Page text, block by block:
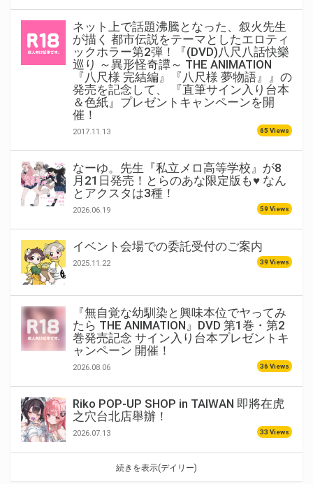
ネット上で話題沸騰となった、叙火先生
が描く 都市伝説をテーマとしたエロティ
ックホラー第2弾！『(DVD)八尺八話快樂
巡り ～異形怪奇譚～ THE ANIMATION
『八尺様 完結編』『八尺様 夢物語』』の
発売を記念して、 『直筆サイン入り台本
＆色紙』プレゼントキャンペーンを開
催！
2017.11.13 65 Views
なーゆ。先生『私立メロ高等学校』が8
月21日発売！とらのあな限定版も♥ なん
とアクスタは3種！
2026.06.19 59 Views
イベント会場での委託受付のご案内
2025.11.22 39 Views
『無自覚な幼馴染と興味本位でヤってみ
たら THE ANIMATION』DVD 第1巻・第2
巻発売記念 サイン入り台本プレゼントキ
ャンペーン 開催！
2026.08.06 36 Views
Riko POP-UP SHOP in TAIWAN 即將在虎
之穴台北店舉辦！
2026.07.13 33 Views
続きを表示(デイリー)